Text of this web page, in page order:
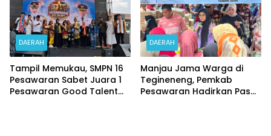
DAERAH
Tampil Memukau, SMPN 16
Pesawaran Sabet Juara 1
Pesawaran Good Talent
DAERAH
Manjau Jama Warga di
Tegineneng, Pemkab
Pesawaran Hadirkan Pasar